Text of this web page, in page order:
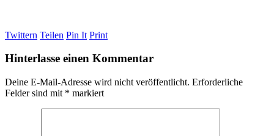
Twittern Teilen Pin It Print
Hinterlasse einen Kommentar
Deine E-Mail-Adresse wird nicht veröffentlicht. Erforderliche
Felder sind mit * markiert